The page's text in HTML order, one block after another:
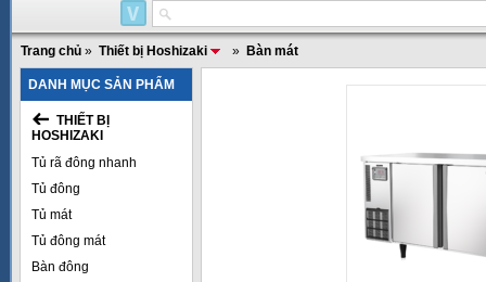
Trang chủ » Thiết bị Hoshizaki » Bàn mát
DANH MỤC SẢN PHẨM
THIẾT BỊ
HOSHIZAKI
Tủ rã đông nhanh
Tủ đông
Tủ mát
Tủ đông mát
Bàn đông